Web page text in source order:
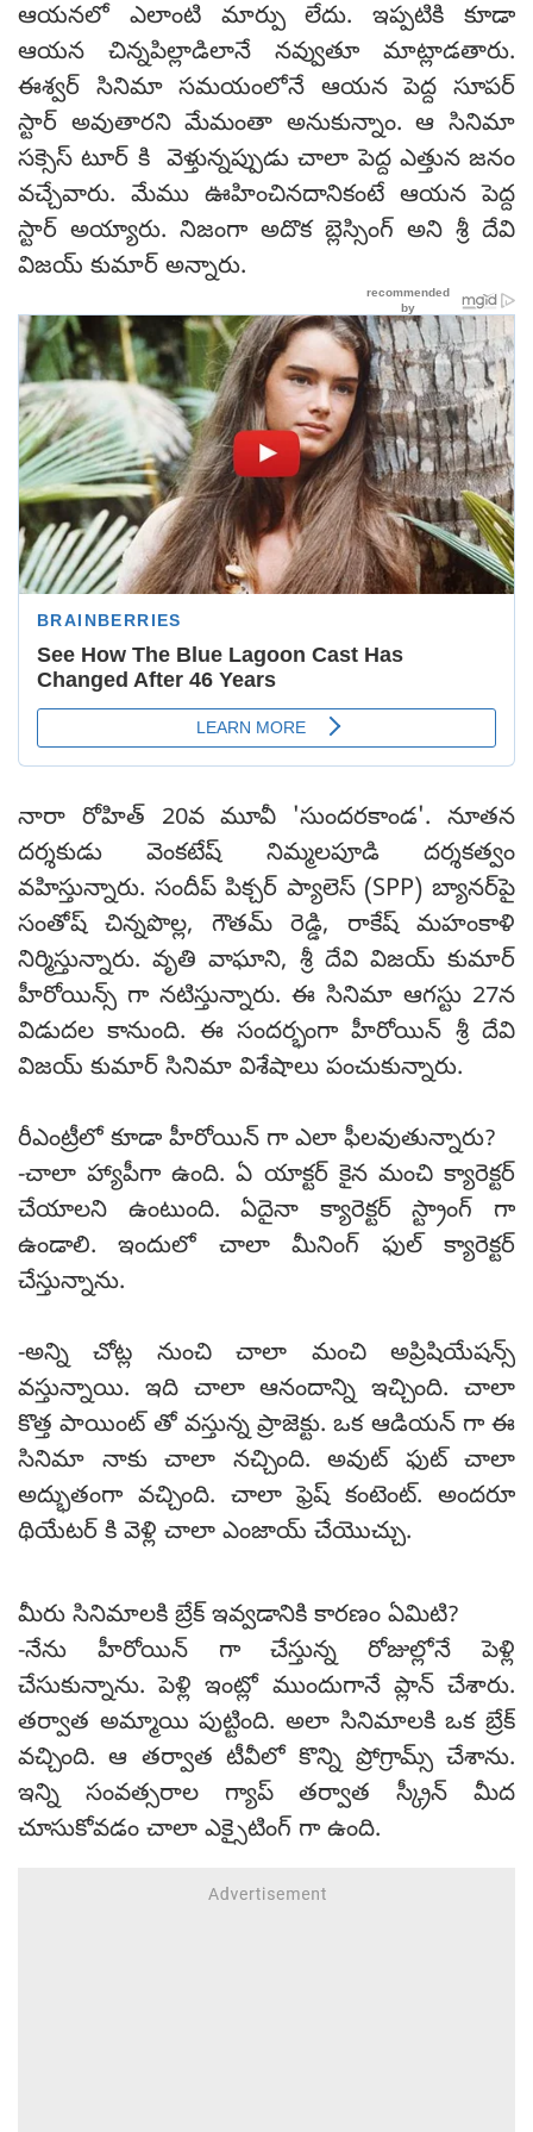
ఆయనలో ఎలాంటి మార్పు లేదు. ఇప్పటికి కూడా
ఆయన చిన్నపిల్లాడిలానే నవ్వుతూ మాట్లాడతారు.
ఈశ్వర్ సినిమా సమయంలోనే ఆయన పెద్ద సూపర్
స్టార్ అవుతారని మేమంతా అనుకున్నాం. ఆ సినిమా
సక్సెస్ టూర్ కి వెళ్తున్నప్పుడు చాలా పెద్ద ఎత్తున జనం
వచ్చేవారు. మేము ఊహించినదానికంటే ఆయన పెద్ద
స్టార్ అయ్యారు. నిజంగా అదొక బ్లెస్సింగ్ అని శ్రీ దేవి
విజయ్ కుమార్ అన్నారు.
నారా రోహిత్ 20వ మూవీ 'సుందరకాండ'. నూతన
దర్శకుడు వెంకటేష్ నిమ్మలపూడి దర్శకత్వం
వహిస్తున్నారు. సందీప్ పిక్చర్ ప్యాలెస్ (SPP) బ్యానర్‌పై
సంతోష్ చిన్నపొల్ల, గౌతమ్ రెడ్డి, రాకేష్ మహంకాళి
నిర్మిస్తున్నారు. వృతి వాఘాని, శ్రీ దేవి విజయ్ కుమార్
హీరోయిన్స్ గా నటిస్తున్నారు. ఈ సినిమా ఆగస్టు 27న
విడుదల కానుంది. ఈ సందర్భంగా హీరోయిన్ శ్రీ దేవి
విజయ్ కుమార్ సినిమా విశేషాలు పంచుకున్నారు.
రీఎంట్రీలో కూడా హీరోయిన్ గా ఎలా ఫీలవుతున్నారు?
-చాలా హ్యాపీగా ఉంది. ఏ యాక్టర్ కైన మంచి క్యారెక్టర్
చేయాలని ఉంటుంది. ఏదైనా క్యారెక్టర్ స్ట్రాంగ్ గా
ఉండాలి. ఇందులో చాలా మీనింగ్ ఫుల్ క్యారెక్టర్
చేస్తున్నాను.
-అన్ని చోట్ల నుంచి చాలా మంచి అప్రిషియేషన్స్
వస్తున్నాయి. ఇది చాలా ఆనందాన్ని ఇచ్చింది. చాలా
కొత్త పాయింట్ తో వస్తున్న ప్రాజెక్టు. ఒక ఆడియన్ గా ఈ
సినిమా నాకు చాలా నచ్చింది. అవుట్ ఫుట్ చాలా
అద్భుతంగా వచ్చింది. చాలా ఫ్రెష్ కంటెంట్. అందరూ
థియేటర్ కి వెళ్లి చాలా ఎంజాయ్ చేయొచ్చు.
మీరు సినిమాలకి బ్రేక్ ఇవ్వడానికి కారణం ఏమిటి?
-నేను హీరోయిన్ గా చేస్తున్న రోజుల్లోనే పెళ్లి
చేసుకున్నాను. పెళ్లి ఇంట్లో ముందుగానే ప్లాన్ చేశారు.
తర్వాత అమ్మాయి పుట్టింది. అలా సినిమాలకి ఒక బ్రేక్
వచ్చింది. ఆ తర్వాత టీవీలో కొన్ని ప్రోగ్రామ్స్ చేశాను.
ఇన్ని సంవత్సరాల గ్యాప్ తర్వాత స్క్రీన్ మీద
చూసుకోవడం చాలా ఎక్సైటింగ్ గా ఉంది.